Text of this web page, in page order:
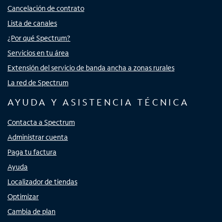
Cancelación de contrato
Lista de canales
¿Por qué Spectrum?
Servicios en tu área
Extensión del servicio de banda ancha a zonas rurales
La red de Spectrum
AYUDA Y ASISTENCIA TÉCNICA
Contacta a Spectrum
Administrar cuenta
Paga tu factura
Ayuda
Localizador de tiendas
Optimizar
Cambia de plan